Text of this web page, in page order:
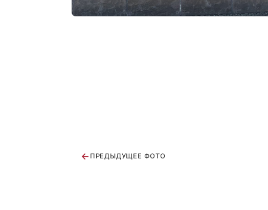
← ПРЕДЫДУЩЕЕ ФОТО